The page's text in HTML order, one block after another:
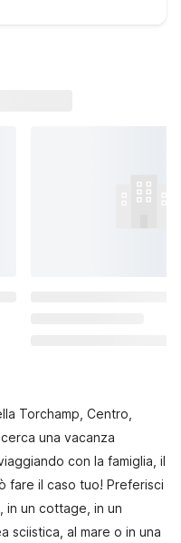
Torchamp, Centro,
una vacanza
con la famiglia, il
fare il caso tuo! Preferisci
in un cottage, in un
sciistica, al mare o in una